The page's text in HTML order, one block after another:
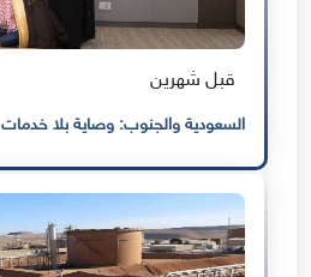
قبل شهرين
السعودية والجنوب: وصاية بلا خدمات